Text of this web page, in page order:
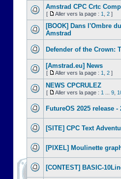
Amstrad CPC Crtc
[ Aller vers la page : 1 2 ]
[BOOK] Dans l'Ombre
Amstrad
Defender of the Crown:
[Amstrad.eu] News
[ Aller vers la page : 1 2 ]
NEWS CPCRULEZ
[ Aller vers la page : 1 9
FutureOS 2025 release -
[SITE] CPC Text
[PIXEL] Moulinette
[CONTEST] BASIC-